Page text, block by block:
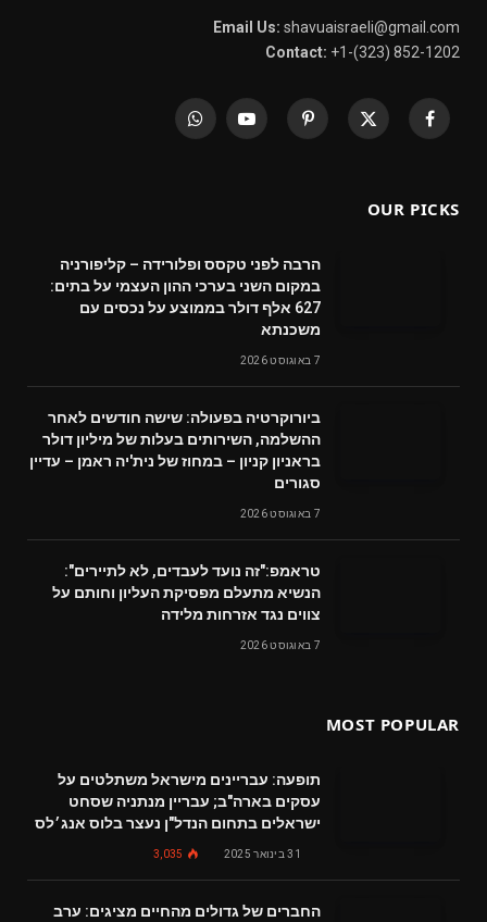
Email Us: shavuaisraeli@gmail.com
Contact: +1-(323) 852-1202
Facebook
X
Pinterest
YouTube
WhatsApp
OUR PICKS
הרבה לפני טקסס ופלורידה – קליפורניה
במקום השני בערכי ההון העצמי על בתים:
627 אלף דולר בממוצע על נכסים עם
משכנתא
7 באוגוסט 2026
ביורוקרטיה בפעולה: שישה חודשים לאחר
ההשלמה, השירותים בעלות של מיליון דולר
בראניון קניון – במחוז של נית'יה ראמן – עדיין
סגורים
7 באוגוסט 2026
טראמפ:"זה נועד לעבדים, לא לתיירים":
הנשיא מתעלם מפסיקת העליון וחותם על
צווים נגד אזרחות מלידה
7 באוגוסט 2026
MOST POPULAR
תופעה: עבריינים מישראל משתלטים על
עסקים בארה"ב; עבריין מנתניה שסחט
ישראלים בתחום הנדל"ן נעצר בלוס אנג׳לס
31 בינואר 2025 3,035
החברים של גדולים מהחיים מציגים: ערב